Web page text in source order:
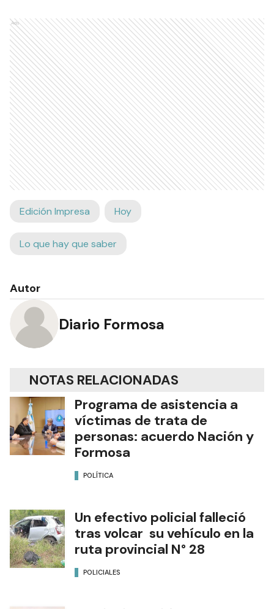
Ads
Edición Impresa Hoy
Lo que hay que saber
Autor
Diario Formosa
NOTAS RELACIONADAS
Programa de asistencia a
víctimas de trata de
personas: acuerdo Nación y
Formosa
POLÍTICA
Un efectivo policial falleció
tras volcar su vehículo en la
ruta provincial N° 28
POLICIALES